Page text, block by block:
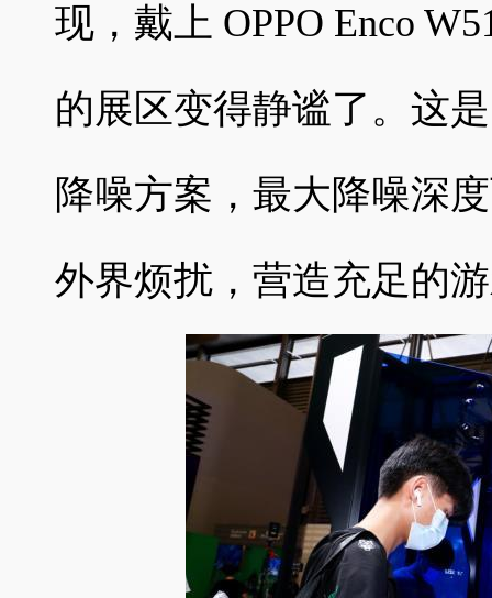
现，戴上 OPPO Enco
的展区变得静谧了。这
降噪方案，最大降噪深
外界烦扰，营造充足的